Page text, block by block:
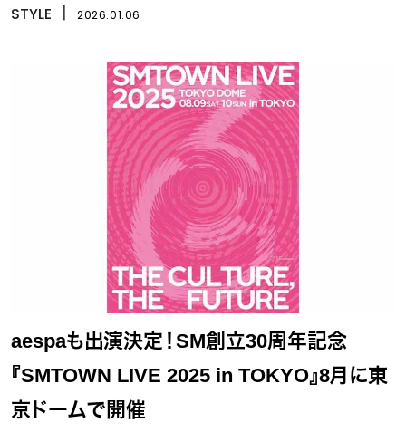
STYLE 2026.01.06
aespaも出演決定！SM創立30周年記念
『SMTOWN LIVE 2025 in TOKYO』8月に東
京ドームで開催